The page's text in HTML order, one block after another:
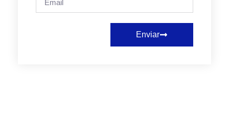
Enviar